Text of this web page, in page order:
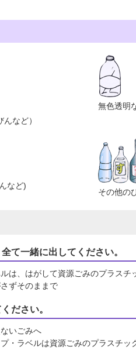
など）
無色透明
など)
その他の
て一緒に出してください。
は、はがして資源ごみのプラスチ
ずそのままで
ださい。
いごみへ
・ラベルは資源ごみのプラスチッ